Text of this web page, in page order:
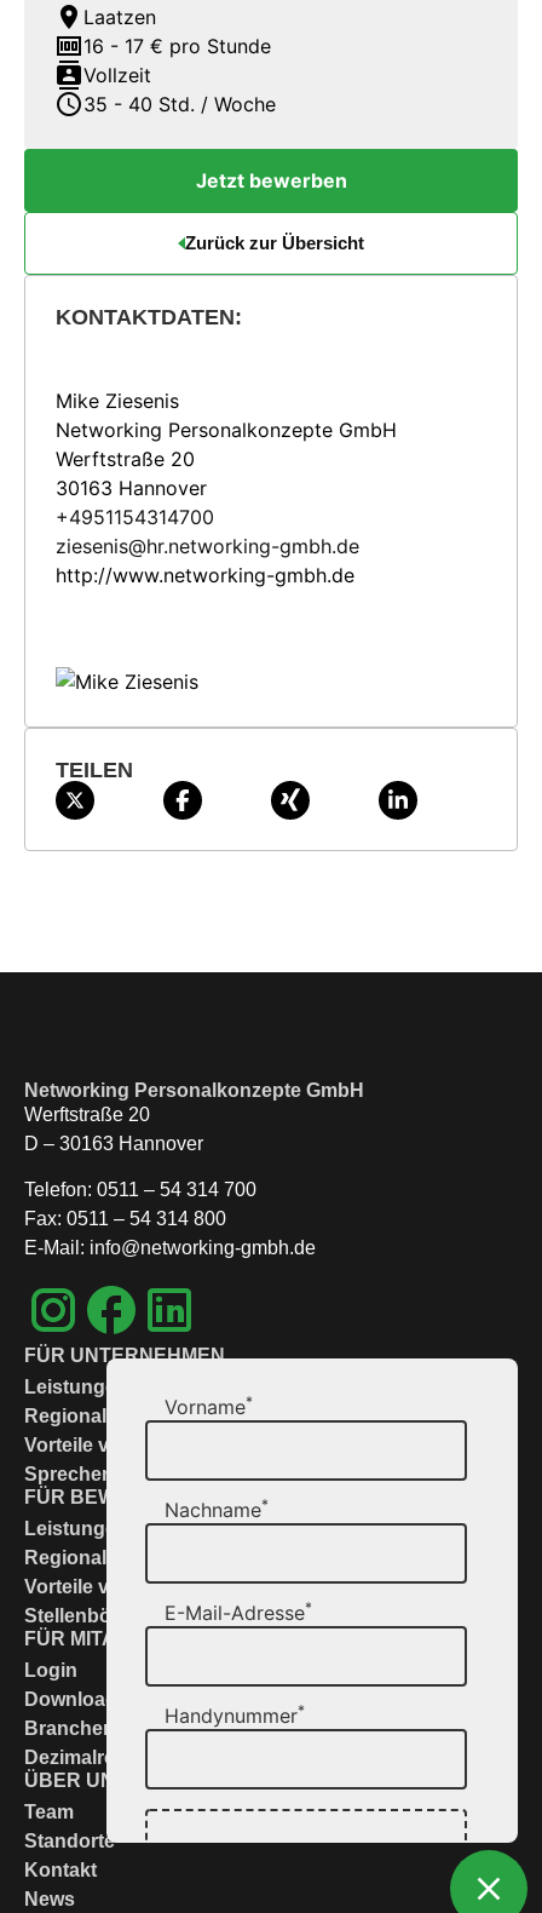
location_on Laatzen
money16 - 17 € pro Stunde
contactsVollzeit
schedule35 - 40 Std. / Woche
Jetzt bewerben
Zurück zur Übersicht
KONTAKTDATEN:
Mike Ziesenis
Networking Personalkonzepte GmbH
Werftstraße 20
30163 Hannover
+4951154314700
ziesenis@hr.networking-gmbh.de
http://www.networking-gmbh.de
TEILEN
Vorname*
Nachname*
E-Mail-Adresse*
Handynummer*
Networking Personalkonzepte GmbH
Werftstraße 20
D – 30163 Hannover
Telefon: 0511 – 54 314 700
Fax: 0511 – 54 314 800
E-Mail: info@networking-gmbh.de
FÜR UNTERNEHMEN
Leistungen & Lösungen
Regional zur Stelle
Vorteile von Networking
Sprechen Sie uns an
FÜR BEWERBER
Leistungen & Service
Regional zur Stelle
Vorteile von Networking
Stellenbörse
FÜR MITARBEITER
Login
Downloads
Branchennews
Dezimalrechner
ÜBER UNS
Team
Standorte
Kontakt
News